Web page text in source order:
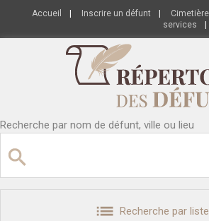
Accueil Inscrire un défunt
services
Recherche par nom de défunt, ville ou lieu
Recherche par liste